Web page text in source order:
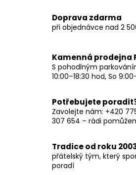
a
c
r
v
k
v
ý
p
s
u
á
n
Doprava zdarma
při objednávce nad 2
Kamenná prodejna
S pohodlným
10:00–18:30 hod, So
Potřebujete
Zavolejte nám: +420
307 654 – rádi
Tradice od roku
přátelský tým, který
poradí